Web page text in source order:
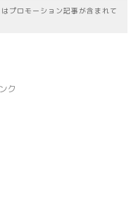
プロモーション記事が含まれて
ク